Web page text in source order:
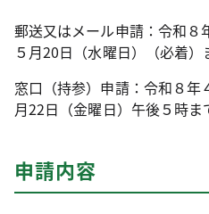
郵送又はメール申請：令和８
５月20日（水曜日）（必着）
窓口（持参）申請：令和８年
月22日（金曜日）午後５時ま
申請内容